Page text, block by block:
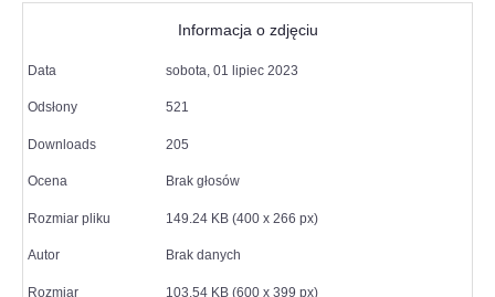
Informacja o zdjęciu
Data sobota, 01 lipiec 2023
Odsłony 521
Downloads 205
Ocena Brak głosów
Rozmiar pliku 149.24 KB (400 x 266 px)
Autor Brak danych
Rozmiar
103.54 KB (600 x 399 px)